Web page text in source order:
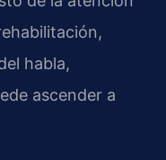
habla,
ascender a